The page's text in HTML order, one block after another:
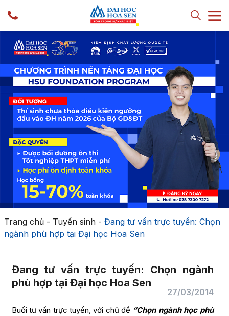
Trang chủ- Tuyển sinh- Đang tư vấn trực tuyến: Chọn
ngành phù hợp tại Đại học Hoa Sen
Đang tư vấn trực tuyến: Chọn ngành
phù hợp tại Đại học Hoa Sen
27/03/2014
Buổi tư vấn trực tuyến, với chủ đề “Chọn ngành học phù